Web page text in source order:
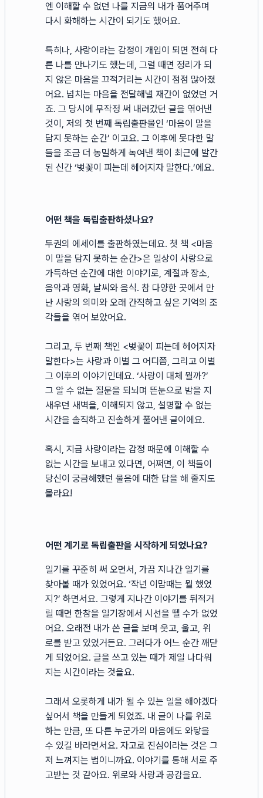
엔 이해할 수 없던 나를 지금의 내가 품어주며
다시 화해하는 시간이 되기도 했어요.
특히나, 사랑이라는 감정이 개입이 되면 전혀 다
른 나를 만나기도 했는데, 그럴 때면 정리가 되
지 않은 마음을 끄적거리는 시간이 점점 많아졌
어요. 넘치는 마음을 전달해낼 재간이 없었던 거
죠. 그 당시에 무작정 써 내려갔던 글을 엮어낸
것이, 저의 첫 번째 독립출판물인 ‘마음이 말을
담지 못하는 순간’ 이고요. 그 이후에 못다한 말
들을 조금 더 농밀하게 녹여낸 책이 최근에 발간
된 신간 ‘벚꽃이 피는데 헤어지자 말한다.’에요.
어떤 책을 독립출판하셨나요?
두권의 에세이를 출판하였는데요. 첫 책 <마음
이 말을 담지 못하는 순간>은 일상이 사랑으로
가득하던 순간에 대한 이야기로, 계절과 장소,
음악과 영화, 날씨와 음식. 참 다양한 곳에서 만
난 사랑의 의미와 오래 간직하고 싶은 기억의 조
각들을 엮어 보았어요.
그리고, 두 번째 책인 <벚꽃이 피는데 헤어지자
말한다>는 사랑과 이별 그 어디쯤, 그리고 이별
그 이후의 이야기인데요. ‘사랑이 대체 뭘까?’
그 알 수 없는 질문을 되뇌며 뜬눈으로 밤을 지
새우던 새벽을, 이해되지 않고, 설명할 수 없는
시간을 솔직하고 진솔하게 풀어낸 글이에요.
혹시, 지금 사랑이라는 감정 때문에 이해할 수
없는 시간을 보내고 있다면, 어쩌면, 이 책들이
당신이 궁금해했던 물음에 대한 답을 해 줄지도
몰라요!
어떤 계기로 독립출판을 시작하게 되었나요?
일기를 꾸준히 써 오면서, 가끔 지나간 일기를
찾아볼 때가 있었어요. ‘작년 이맘때는 뭘 했었
지?’ 하면서요. 그렇게 지나간 이야기를 뒤적거
릴 때면 한참을 일기장에서 시선을 뗄 수가 없었
어요. 오래전 내가 쓴 글을 보며 웃고, 울고, 위
로를 받고 있었거든요. 그러다가 어느 순간 깨닫
게 되었어요. 글을 쓰고 있는 때가 제일 나다워
지는 시간이라는 것을요.
그래서 오롯하게 내가 될 수 있는 일을 해야겠다
싶어서 책을 만들게 되었죠. 내 글이 나를 위로
하는 만큼, 또 다른 누군가의 마음에도 와닿을
수 있길 바라면서요. 자고로 진심이라는 것은 그
저 느껴지는 법이니까요. 이야기를 통해 서로 주
고받는 것 같아요. 위로와 사랑과 공감을요.